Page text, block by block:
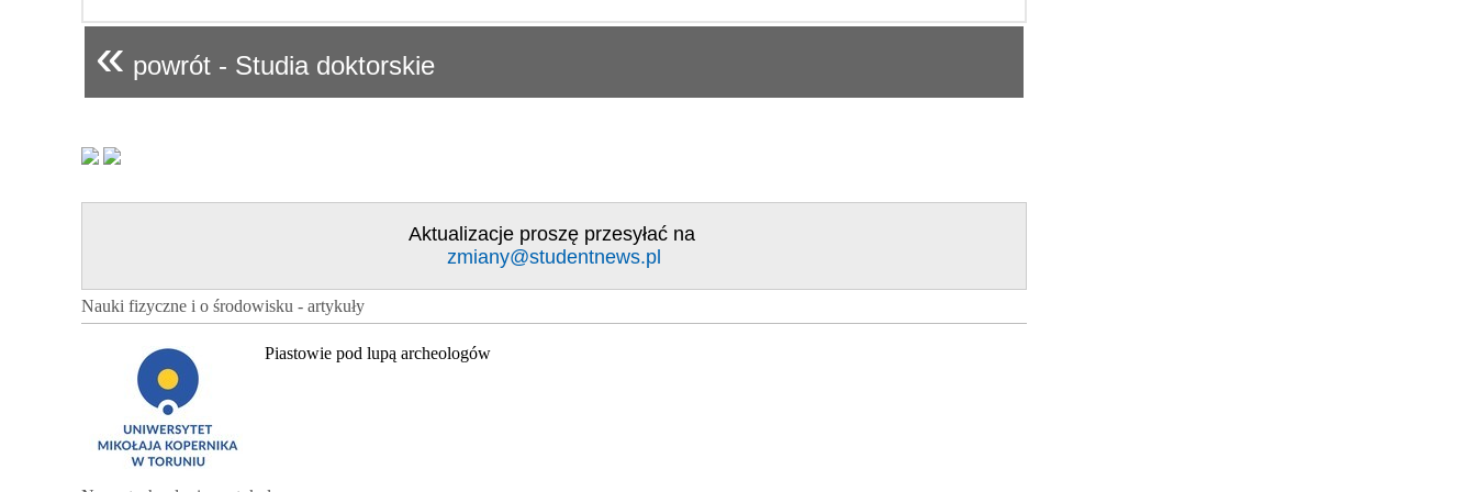
« powrót - Studia doktorskie
Aktualizacje proszę przesyłać na
zmiany@studentnews.pl
Nauki fizyczne i o środowisku - artykuły
Piastowie pod lupą archeologów